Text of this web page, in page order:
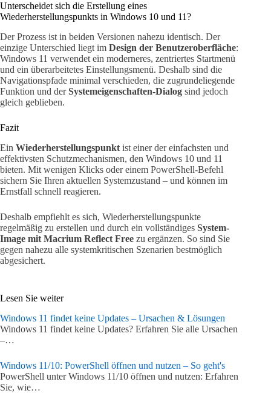
Unterscheidet sich die Erstellung eines
Wiederherstellungspunkts in Windows 10 und 11?
Der Prozess ist in beiden Versionen nahezu identisch. Der
einzige Unterschied liegt im Design der Benutzeroberfläche:
Windows 11 verwendet ein moderneres, zentriertes Startmenü
und ein überarbeitetes Einstellungsmenü. Deshalb sind die
Navigationspfade minimal verschieden, die zugrundeliegende
Funktion und derSystemeigenschaften-Dialog sind jedoch
gleich geblieben.
Fazit
Ein Wiederherstellungspunkt ist einer der einfachsten und
effektivsten Schutzmechanismen, den Windows 10 und 11
bieten. Mit wenigen Klicks oder einem PowerShell-Befehl
sichern Sie Ihren aktuellen Systemzustand – und können im
Ernstfall schnell reagieren.
Deshalb empfiehlt es sich, Wiederherstellungspunkte
regelmäßig zu erstellen und durch ein vollständiges System-
Image mit Macrium Reflect Free zu ergänzen. So sind Sie
gegen nahezu alle systemkritischen Szenarien bestmöglich
abgesichert.
Lesen Sie weiter
Windows 11 findet keine Updates – Ursachen & Lösungen
Windows 11 findet keine Updates? Erfahren Sie alle Ursachen
–…
Windows 11/10: PowerShell öffnen und nutzen – So geht's
PowerShell unter Windows 11/10 öffnen und nutzen: Erfahren
Sie, wie…